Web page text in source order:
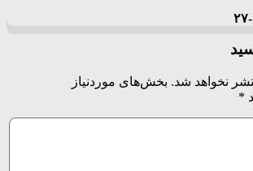
نخواهد شد. بخش‌های موردنیاز
*